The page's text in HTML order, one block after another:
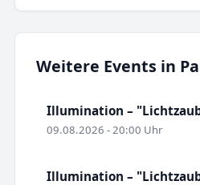
Weitere Events in
Illumination –
09.08.2026 - 20:00 Uhr
Illumination –